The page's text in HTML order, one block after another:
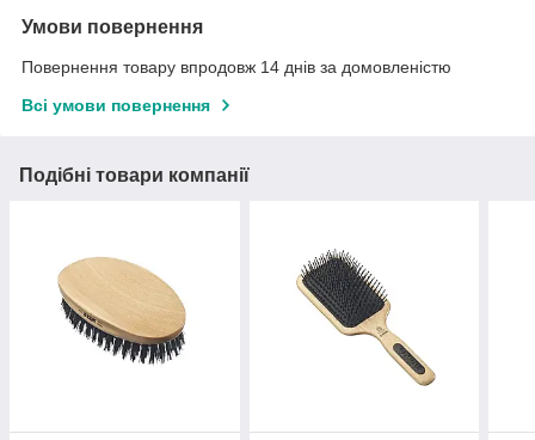
Умови повернення
Повернення товару впродовж 14 днів за домовленістю
Всі умови повернення
Подібні товари компанії